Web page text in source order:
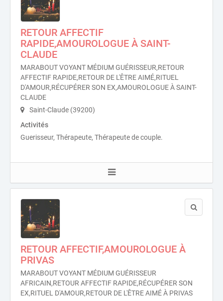
RETOUR AFFECTIF
RAPIDE,AMOUROLOGUE À SAINT-
CLAUDE
MARABOUT VOYANT MÉDIUM GUÉRISSEUR,RETOUR
AFFECTIF RAPIDE,RETOUR DE L'ÊTRE AIMÉ,RITUEL
D'AMOUR,RÉCUPÉRER SON EX,AMOUROLOGUE À SAINT-
CLAUDE
Saint-Claude (39200)
Activités
Guerisseur, Thérapeute, Thérapeute de couple.
RETOUR AFFECTIF,AMOUROLOGUE À
PRIVAS
MARABOUT VOYANT MÉDIUM GUÉRISSEUR
AFRICAIN,RETOUR AFFECTIF RAPIDE,RÉCUPÉRER SON
EX,RITUEL D'AMOUR,RETOUR DE L'ÊTRE AIMÉ À PRIVAS